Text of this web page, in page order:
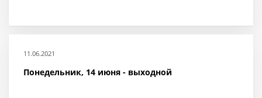
11.06.2021
Понедельник, 14 июня - выходной